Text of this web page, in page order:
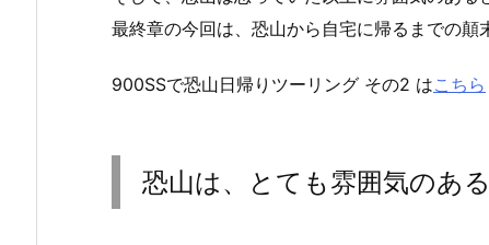
最終章の今回は、恐山から自宅に帰るまでの顛
900SSで恐山日帰りツーリング その2 はこちら
恐山は、とても雰囲気のある